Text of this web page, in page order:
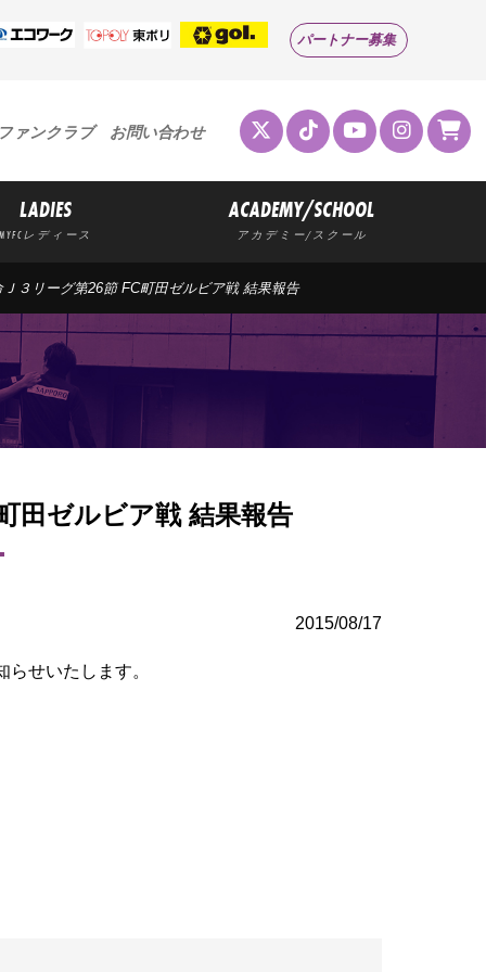
パートナー募集
ァンクラブ お問い合わせ
LADIES
MYFCレディース
ACADEMY/SCHOOL
アカデミー/スクール
３リーグ第26節 FC町田ゼルビア戦 結果報告
田ゼルビア戦 結果報告
2015/08/17
せいたします。